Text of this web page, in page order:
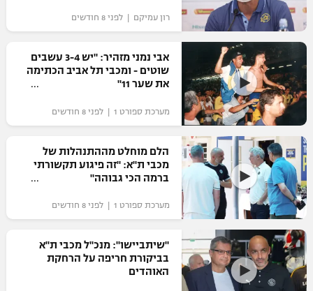
VOD
רץ ברשת
תוצאות
לוח שידורים
ברחבה
"מעל הליגה" – פודקאסט
מכבי חיפה
בית"ר ירושלים
מכבי תל אביב
הפועל תל אביב
הפועל חיפה
הפועל באר שבע
מכבי נתניה
בני יהודה
ליגה איטלקית
ליגה צרפתית
ליגה הולנדית
ליגה סינית
ליגה ברזילאית
ליגות נוספות
מכבי תל אביב
הפועל חולון
הפועל ירושלים
דני אבדיה
יורוקאפ
טניס
כדוריד
כדורעף
שחייה
ג'ודו
אגרוף
ספורט אולימפי
UFC
היאבקות WWE
רון עמיקם | לפני 8 חודשים
אבי נמני מזהיר: "יש 3-4 עשבים
שוטים - ומכבי תל אביב הכתימה
את שער 11"
מערכת ספורט 1 | לפני 8 חודשים
הלם מוחלט מההתנהלות של
מכבי ת"א: "זה פיגוע תקשורתי
ברמה הכי גבוהה"
מערכת ספורט 1 | לפני 8 חודשים
"שיתביישו": מנכ"ל מכבי ת"א
בביקורת חריפה על הרחקת
האוהדים